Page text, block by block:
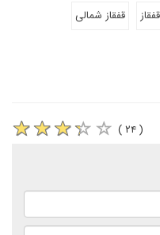
قفقاز شمالی
( ۲۴ )